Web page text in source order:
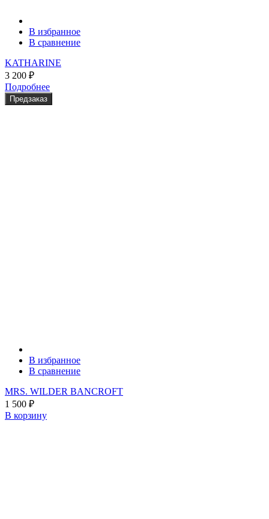
В избранное
В сравнение
KATHARINE
3 200 ₽
Подробнее
Предзаказ
В избранное
В сравнение
MRS. WILDER BANCROFT
1 500 ₽
В корзину